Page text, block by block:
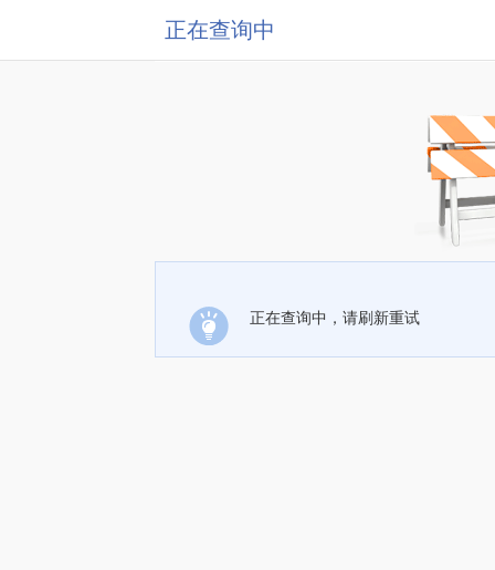
正在查询中
正在查询中，请刷新重试